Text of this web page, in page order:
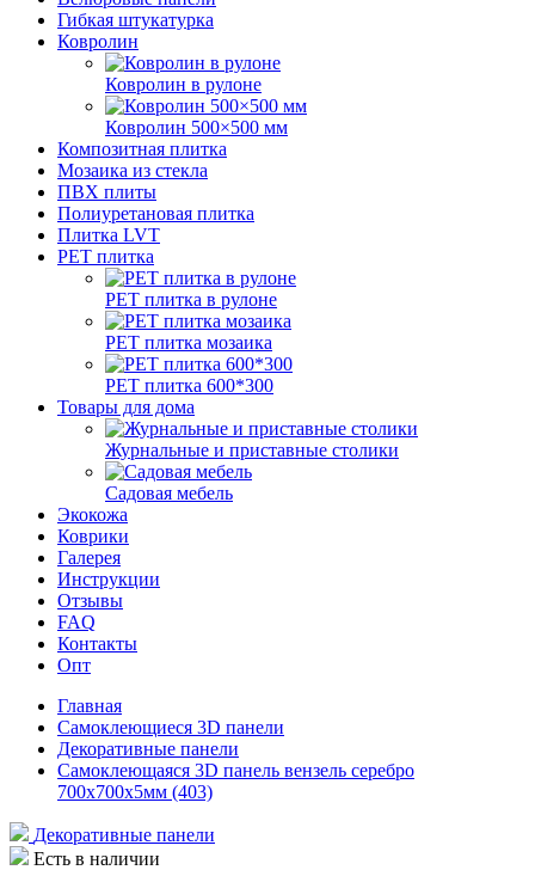
Гибкая штукатурка
Ковролин
Ковролин в рулоне
Ковролин 500×500 мм
Композитная плитка
Мозаика из стекла
ПВХ плиты
Полиуретановая плитка
Плитка LVT
РЕТ плитка
РЕТ плитка в рулоне
РЕТ плитка мозаика
РЕТ плитка 600*300
Товары для дома
Журнальные и приставные столики
Садовая мебель
Экокожа
Коврики
Галерея
Инструкции
Отзывы
FAQ
Контакты
Опт
Главная
Самоклеющиеся 3D панели
Декоративные панели
Самоклеющаяся 3D панель вензель серебро
700x700x5мм (403)
Декоративные панели
Есть в наличии